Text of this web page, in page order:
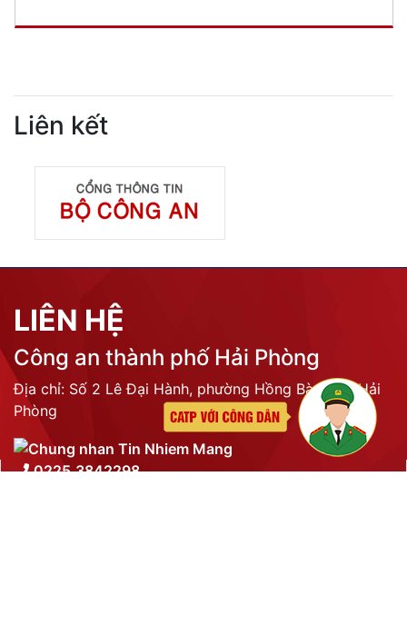
DỊCH VỤ CÔNG
Đăng ký, quản lý cư trú
Quản lý ngành nghề kinh doanh có điều kiện
Đăng ký, quản lý con dấu
Quản lý xuất nhập cảnh
Phòng cháy chữa cháy
Đơn vị thực hiện